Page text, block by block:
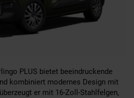
PLUS bietet beeindruckende
kombiniert modernes Design mit
er mit 16-Zoll-Stahlfelgen,